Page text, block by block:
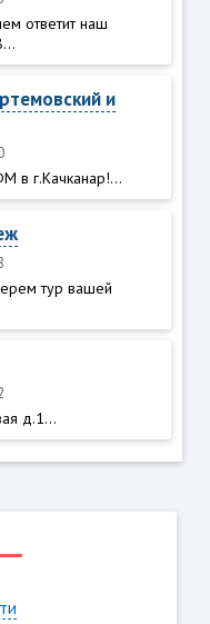
ответит наш
и
в г.Качканар!...
тур вашей
д.1...